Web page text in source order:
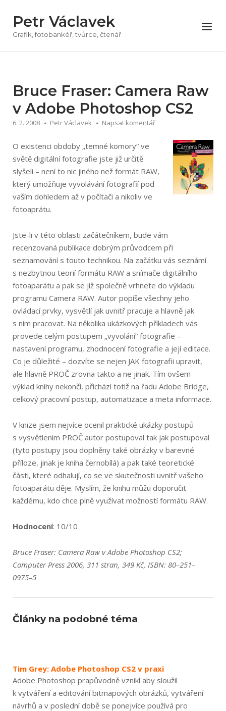
obsah
Petr Václavek
Grafik, fotobankéř, tvůrce, čtenář
Menu
Bruce Fraser: Camera Raw
v Adobe Photoshop CS2
6. 2. 2008 Petr Václavek Napsat komentář
O existenci obdoby „temné komory“ ve
světě digitální fotografie jste již určitě
slyšeli – není to nic jiného než formát RAW,
který umožňuje vyvolávání fotografií pod
vaším dohledem až v počítači a nikoliv ve
fotoaprátu.
Jste-li v této oblasti začátečníkem, bude vám
recenzovaná publikace dobrým průvodcem při
seznamování s touto technikou. Na začátku vás seznámí
s nezbytnou teorií formátu RAW a snímače digitálního
fotoaparátu a pak se již společně vrhnete do výkladu
programu Camera RAW. Autor popíše všechny jeho
ovládací prvky, vysvětlí jak uvnitř pracuje a hlavně jak
s ním pracovat. Na několika ukázkových příkladech vás
provede celým postupem „vyvolání“ fotografie –
nastavení programu, zhodnocení fotografie a její editace.
Co je důležité – dozvíte se nejen JAK fotografii upravit,
ale hlavně PROČ zrovna takto a ne jinak. Tím ovšem
výklad knihy nekončí, přichází totiž na řadu Adobe Bridge,
celkový pracovní postup, automatizace a meta informace.
V knize jsem nejvíce ocenil praktické ukázky postupů
s vysvětlením PROČ autor postupoval tak jak postupoval
(tyto postupy jsou doplněny také obrázky v barevné
příloze, jinak je kniha černobílá) a pak také teoretické
části, které odhalují, co se ve skutečnosti uvnitř vašeho
fotoaparátu děje. Myslím, že knihu můžu doporučit
každému, kdo chce plně využívat možností formátu RAW.
Hodnocení: 10/10
Bruce Fraser: Camera Raw v Adobe Photoshop CS2;
Computer Press 2006, 311 stran, 349 Kč, ISBN: 80–251–
0975–5
Články na podobné téma
Tim Grey: Adobe Photoshop CS2 v praxi
Adobe Photoshop prapůvodně vznikl aby sloužil
k vytváření a editování bitmapových obrázků, vytváření
návrhů a v poslední době se ponejvíce používá pro